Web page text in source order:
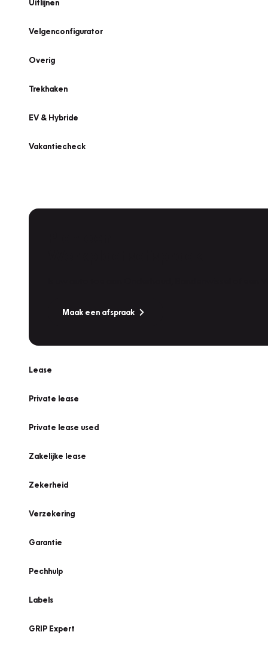
Uitlijnen
Velgenconfigurator
Overig
Trekhaken
EV & Hybride
Vakantiecheck
Maak een afspraak
Lease
Private lease
Private lease used
Zakelijke lease
Zekerheid
Verzekering
Garantie
Pechhulp
Labels
GRIP Expert